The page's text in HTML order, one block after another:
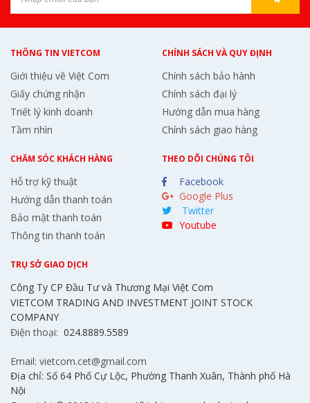
THÔNG TIN VIETCOM
Giới thiệu về Việt Com
Giấy chứng nhận
Triết lý kinh doanh
Tầm nhìn
CHÍNH SÁCH VÀ QUY ĐỊNH
Chính sách bảo hành
Chính sách đại lý
Hướng dẫn mua hàng
Chính sách giao hàng
CHĂM SÓC KHÁCH HÀNG
Hỗ trợ kỹ thuật
Hướng dẫn thanh toán
Bảo mật thanh toán
Thông tin thanh toán
THEO DÕI CHÚNG TÔI
Facebook
Google Plus
Twitter
Youtube
TRỤ SỞ GIAO DỊCH
Công Ty CP Đầu Tư và Thương Mại Việt Com
VIETCOM TRADING AND INVESTMENT JOINT STOCK
COMPANY
Điện thoại: 024.8889.5589
Email: vietcom.cet@gmail.com
Địa chỉ: Số 64 Phố Cự Lộc, Phường Thanh Xuân, Thành phố Hà
Nội